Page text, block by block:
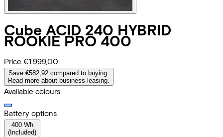
Cube ACID 240 HYBRID
ROOKIE PRO 400
Price €1.999,00
Save €582,92 compared to buying.
Read more about business leasing.
Available colours
Battery options
400 Wh
( Included)